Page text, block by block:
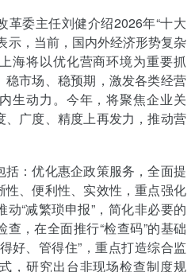
革委主任刘健介绍2026年“十大
示，当前，国内外经济形势复杂
海将以优化营商环境为重要抓
市场、稳预期，激发各类经营
生动力。今年，将聚焦企业关
广度、精度上再发力，推动营
：优化惠企政策服务，全面提
、便利性、实效性，重点强化
“减繁琐申报”，简化非必要的
，在全面推行“检查码”的基础
好、管得住”，重点打造综合监
，研究出台非现场检查制度规